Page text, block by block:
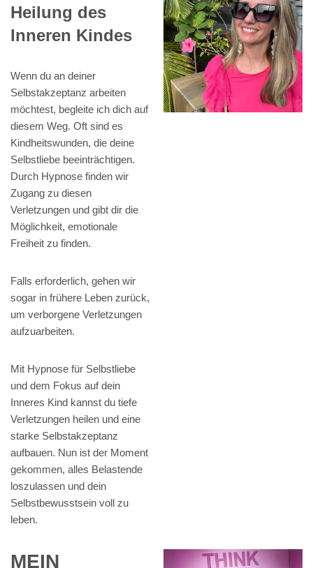
Heilung des
Inneren Kindes
Wenn du an deiner
Selbstakzeptanz arbeiten
möchtest, begleite ich dich auf
diesem Weg. Oft sind es
Kindheitswunden, die deine
Selbstliebe beeinträchtigen.
Durch Hypnose finden wir
Zugang zu diesen
Verletzungen und gibt dir die
Möglichkeit, emotionale
Freiheit zu finden.
Falls erforderlich, gehen wir
sogar in frühere Leben zurück,
um verborgene Verletzungen
aufzuarbeiten.
Mit Hypnose für Selbstliebe
und dem Fokus auf dein
Inneres Kind kannst du tiefe
Verletzungen heilen und eine
starke Selbstakzeptanz
aufbauen. Nun ist der Moment
gekommen, alles Belastende
loszulassen und dein
Selbstbewusstsein voll zu
leben.
MEIN